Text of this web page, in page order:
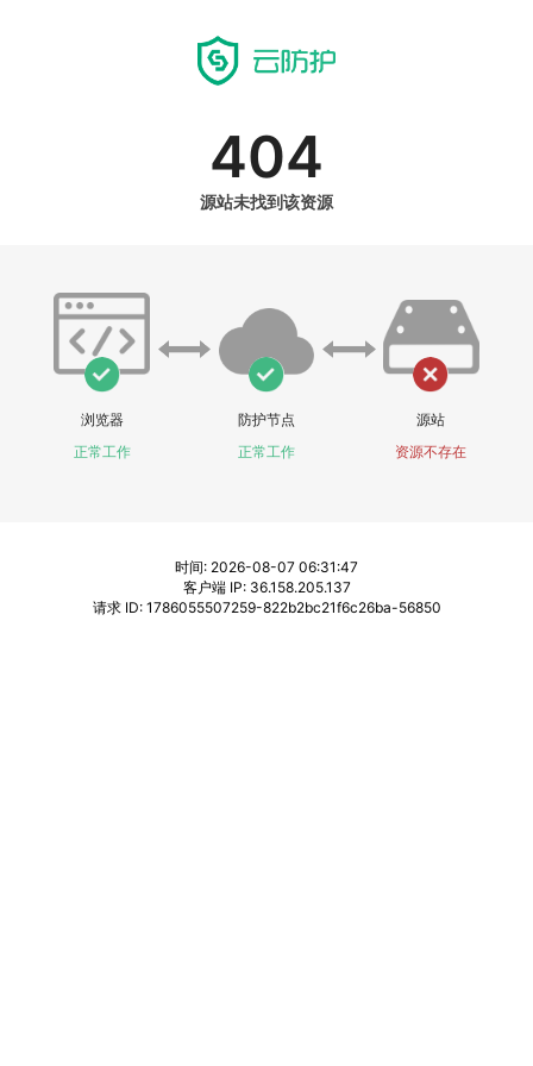
404
源站未找到该资源
浏览器
正常工作
防护节点
正常工作
源站
资源不存在
时间: 2026-08-07 06:31:47
客户端 IP: 36.158.205.137
请求 ID: 1786055507259-822b2bc21f6c26ba-56850